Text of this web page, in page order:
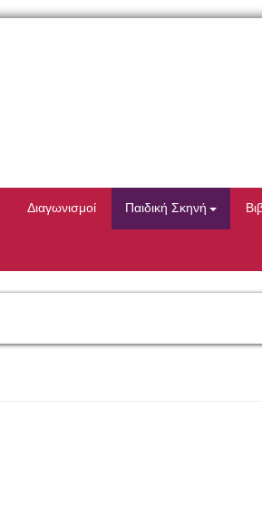
Διαγωνισμοί Παιδική Σκηνή